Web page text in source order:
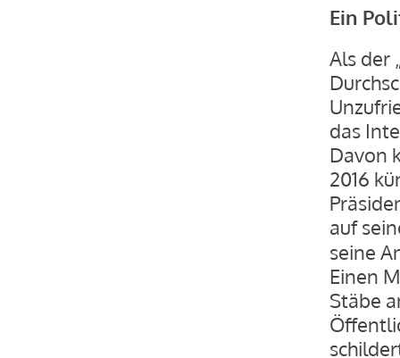
Ein
Als der
das
Davon
2016
auf
seine
Einen
Stäbe